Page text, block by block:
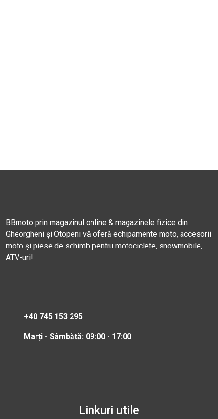
BBmoto prin magazinul online & magazinele fizice din
Gheorgheni și Otopeni vă oferă echipamente moto, accesorii
moto și piese de schimb pentru motociclete, snowmobile,
ATV-uri!
+40 745 153 295
Marți - Sâmbătă: 09:00 - 17:00
Linkuri utile